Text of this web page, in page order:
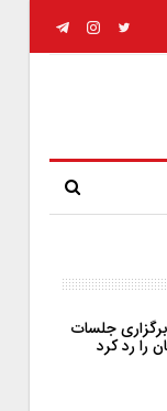
جلسات
را رد کرد